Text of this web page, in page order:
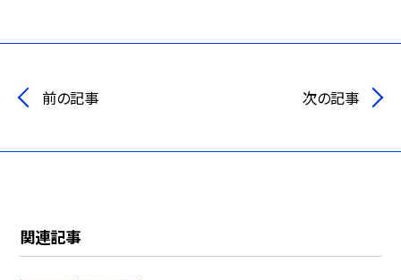
前の記事 次の記事
関連記事